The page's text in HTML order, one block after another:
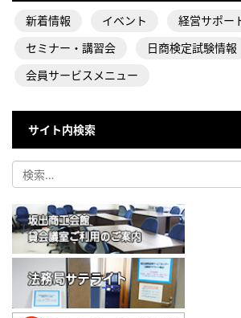
新着情報 イベント
経営サポー
セミナー・講習会
日商検定試験情報
会員サービスメニュー
サイト内検索